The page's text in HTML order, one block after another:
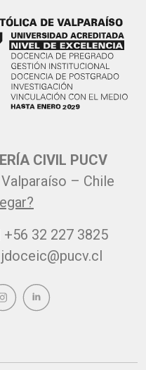
CIVIL PUCV
– Chile
32 227 3825
jdoceic@pucv.cl